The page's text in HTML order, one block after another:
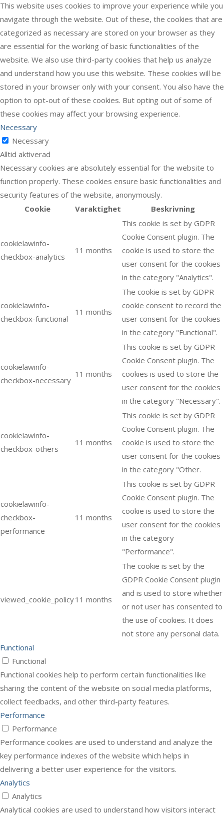
This website uses cookies to improve your experience while you
navigate through the website. Out of these, the cookies that are
categorized as necessary are stored on your browser as they
are essential for the working of basic functionalities of the
website. We also use third-party cookies that help us analyze
and understand how you use this website. These cookies will be
stored in your browser only with your consent. You also have the
option to opt-out of these cookies. But opting out of some of
these cookies may affect your browsing experience.
Necessary
Necessary
Alltid aktiverad
Necessary cookies are absolutely essential for the website to
function properly. These cookies ensure basic functionalities and
security features of the website, anonymously.
Cookie
Varaktighet Beskrivning
cookielawinfo-
checkbox-analytics
11 months
This cookie is set by GDPR
Cookie Consent plugin. The
cookie is used to store the
user consent for the cookies
in the category "Analytics".
cookielawinfo-
checkbox-functional
11 months
The cookie is set by GDPR
cookie consent to record the
user consent for the cookies
in the category "Functional".
cookielawinfo-
checkbox-necessary
11 months
This cookie is set by GDPR
Cookie Consent plugin. The
cookies is used to store the
user consent for the cookies
in the category "Necessary".
cookielawinfo-
checkbox-others
11 months
This cookie is set by GDPR
Cookie Consent plugin. The
cookie is used to store the
user consent for the cookies
in the category "Other.
cookielawinfo-
checkbox-
performance
11 months
This cookie is set by GDPR
Cookie Consent plugin. The
cookie is used to store the
user consent for the cookies
in the category
"Performance".
viewed_cookie_policy11 months
The cookie is set by the
GDPR Cookie Consent plugin
and is used to store whether
or not user has consented to
the use of cookies. It does
not store any personal data.
Functional
Functional
Functional cookies help to perform certain functionalities like
sharing the content of the website on social media platforms,
collect feedbacks, and other third-party features.
Performance
Performance
Performance cookies are used to understand and analyze the
key performance indexes of the website which helps in
delivering a better user experience for the visitors.
Analytics
Analytics
Analytical cookies are used to understand how visitors interact